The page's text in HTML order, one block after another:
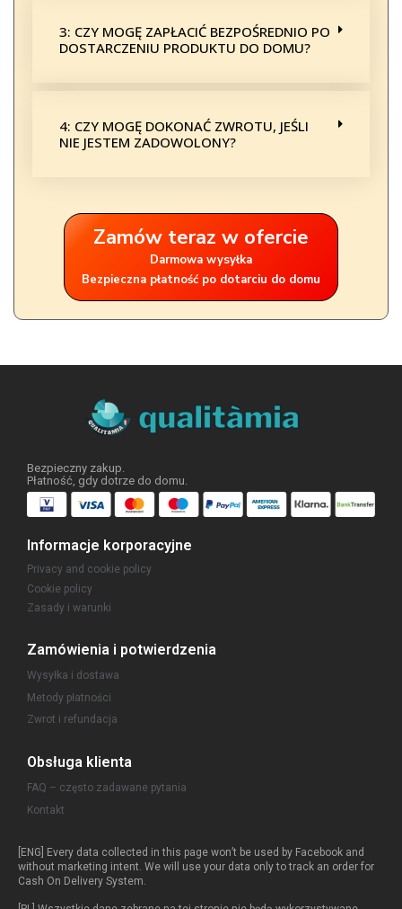
3: CZY MOGĘ ZAPŁACIĆ BEZPOŚREDNIO PO
DOSTARCZENIU PRODUKTU DO DOMU?
4: CZY MOGĘ DOKONAĆ ZWROTU, JEŚLI
NIE JESTEM ZADOWOLONY?
Zamów teraz w ofercie
Darmowa wysyłka
Bezpieczna płatność po dotarciu do domu
Bezpieczny zakup.
Płatność, gdy dotrze do domu.
Informacje korporacyjne
Privacy and cookie policy
Cookie policy
Zasady i warunki
Zamówienia i potwierdzenia
Wysyłka i dostawa
Metody płatności
Zwrot i refundacja
Obsługa klienta
FAQ – często zadawane pytania
Kontakt
[ENG] Every data collected in this page won’t be used by Facebook and
without marketing intent. We will use your data only to track an order for
Cash On Delivery System.